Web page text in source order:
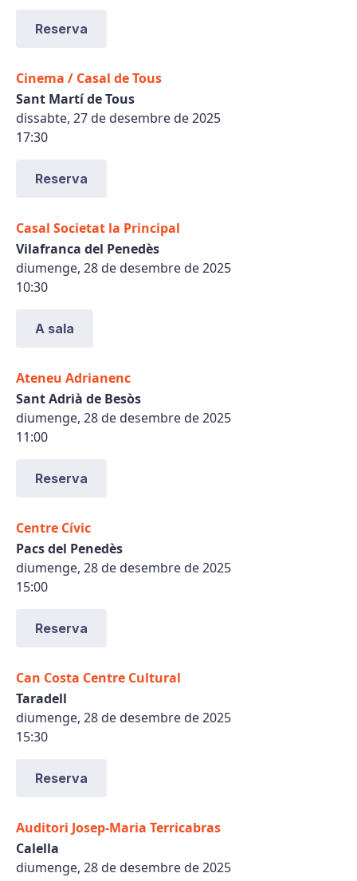
Reserva
Cinema / Casal de Tous
Sant Martí de Tous
dissabte, 27 de desembre de 2025
17:30
Reserva
Casal Societat la Principal
Vilafranca del Penedès
diumenge, 28 de desembre de 2025
10:30
A sala
Ateneu Adrianenc
Sant Adrià de Besòs
diumenge, 28 de desembre de 2025
11:00
Reserva
Centre Cívic
Pacs del Penedès
diumenge, 28 de desembre de 2025
15:00
Reserva
Can Costa Centre Cultural
Taradell
diumenge, 28 de desembre de 2025
15:30
Reserva
Auditori Josep-Maria Terricabras
Calella
diumenge, 28 de desembre de 2025